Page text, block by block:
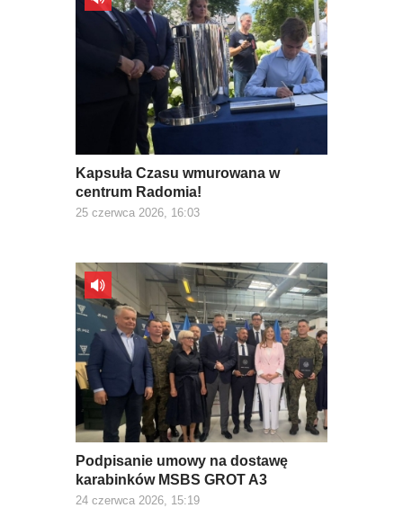
Kapsuła Czasu wmurowana w
centrum Radomia!
25 czerwca 2026, 16:03
Podpisanie umowy na dostawę
karabinków MSBS GROT A3
24 czerwca 2026, 15:19